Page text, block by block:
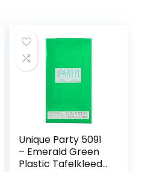
Unique Party 5091
– Emerald Green
Plastic Tafelkleed,